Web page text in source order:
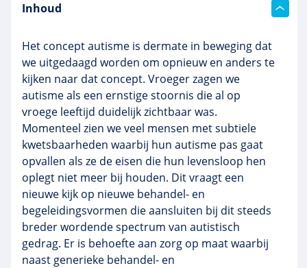
Inhoud
Het concept autisme is dermate in beweging dat
we uitgedaagd worden om opnieuw en anders te
kijken naar dat concept. Vroeger zagen we
autisme als een ernstige stoornis die al op
vroege leeftijd duidelijk zichtbaar was.
Momenteel zien we veel mensen met subtiele
kwetsbaarheden waarbij hun autisme pas gaat
opvallen als ze de eisen die hun levensloop hen
oplegt niet meer bij houden. Dit vraagt een
nieuwe kijk op nieuwe behandel- en
begeleidingsvormen die aansluiten bij dit steeds
breder wordende spectrum van autistisch
gedrag. Er is behoefte aan zorg op maat waarbij
naast generieke behandel- en